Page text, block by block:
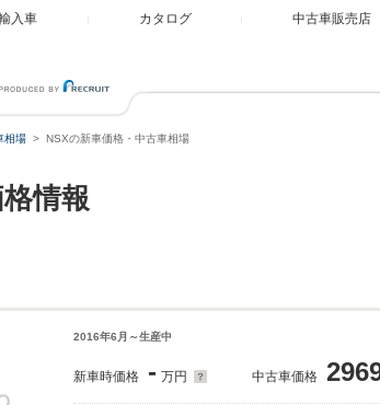
入車 カタログ 中古車販売店
相場 NSXの新車価格・中古車相場
情報
2016年6月～生産中
新車時価格 - 万円 中古車価格